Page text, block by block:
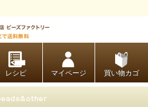
レシピ マイページ 買い物カゴ